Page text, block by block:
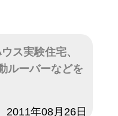
ス実験住宅、
ルーバーなどを
2011年08月26日